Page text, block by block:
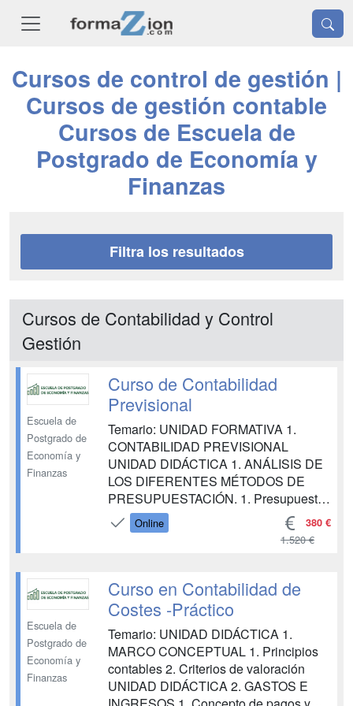
Cursos de control de gestión |
Cursos de gestión contable
Cursos de Escuela de
Postgrado de Economía y
Finanzas
Filtra los resultados
Cursos de Contabilidad y Control
Gestión
Escuela de
Postgrado de
Economía y
Finanzas
Curso de Contabilidad
Previsional
Temario: UNIDAD FORMATIVA 1.
CONTABILIDAD PREVISIONAL
UNIDAD DIDÁCTICA 1. ANÁLISIS DE
LOS DIFERENTES MÉTODOS DE
PRESUPUESTACIÓN. 1. Presupuestos
Rígidos y Presupuestos Flexibles. 2.
Balance de Situación Previsional. 3.
DIDÁCTICA 2. ANÁLISIS DE
DESVIACIONES. 1. Concepto de
Desvi...
Online 380 €
1.520 €
Escuela de
Postgrado de
Economía y
Finanzas
Curso en Contabilidad de
Costes -Práctico
Temario: UNIDAD DIDÁCTICA 1.
MARCO CONCEPTUAL 1. Principios
contables 2. Criterios de valoración
UNIDAD DIDÁCTICA 2. GASTOS E